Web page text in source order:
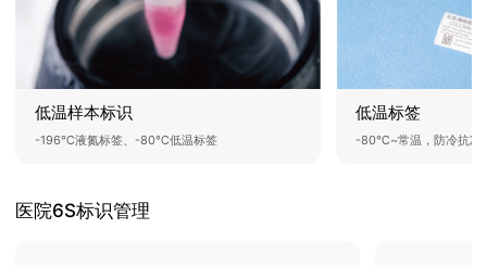
低温样本标识
-196℃液氮标签、-80℃低温标签
低温标签
-80℃~常温，防冷抗冻
医院6S标识管理